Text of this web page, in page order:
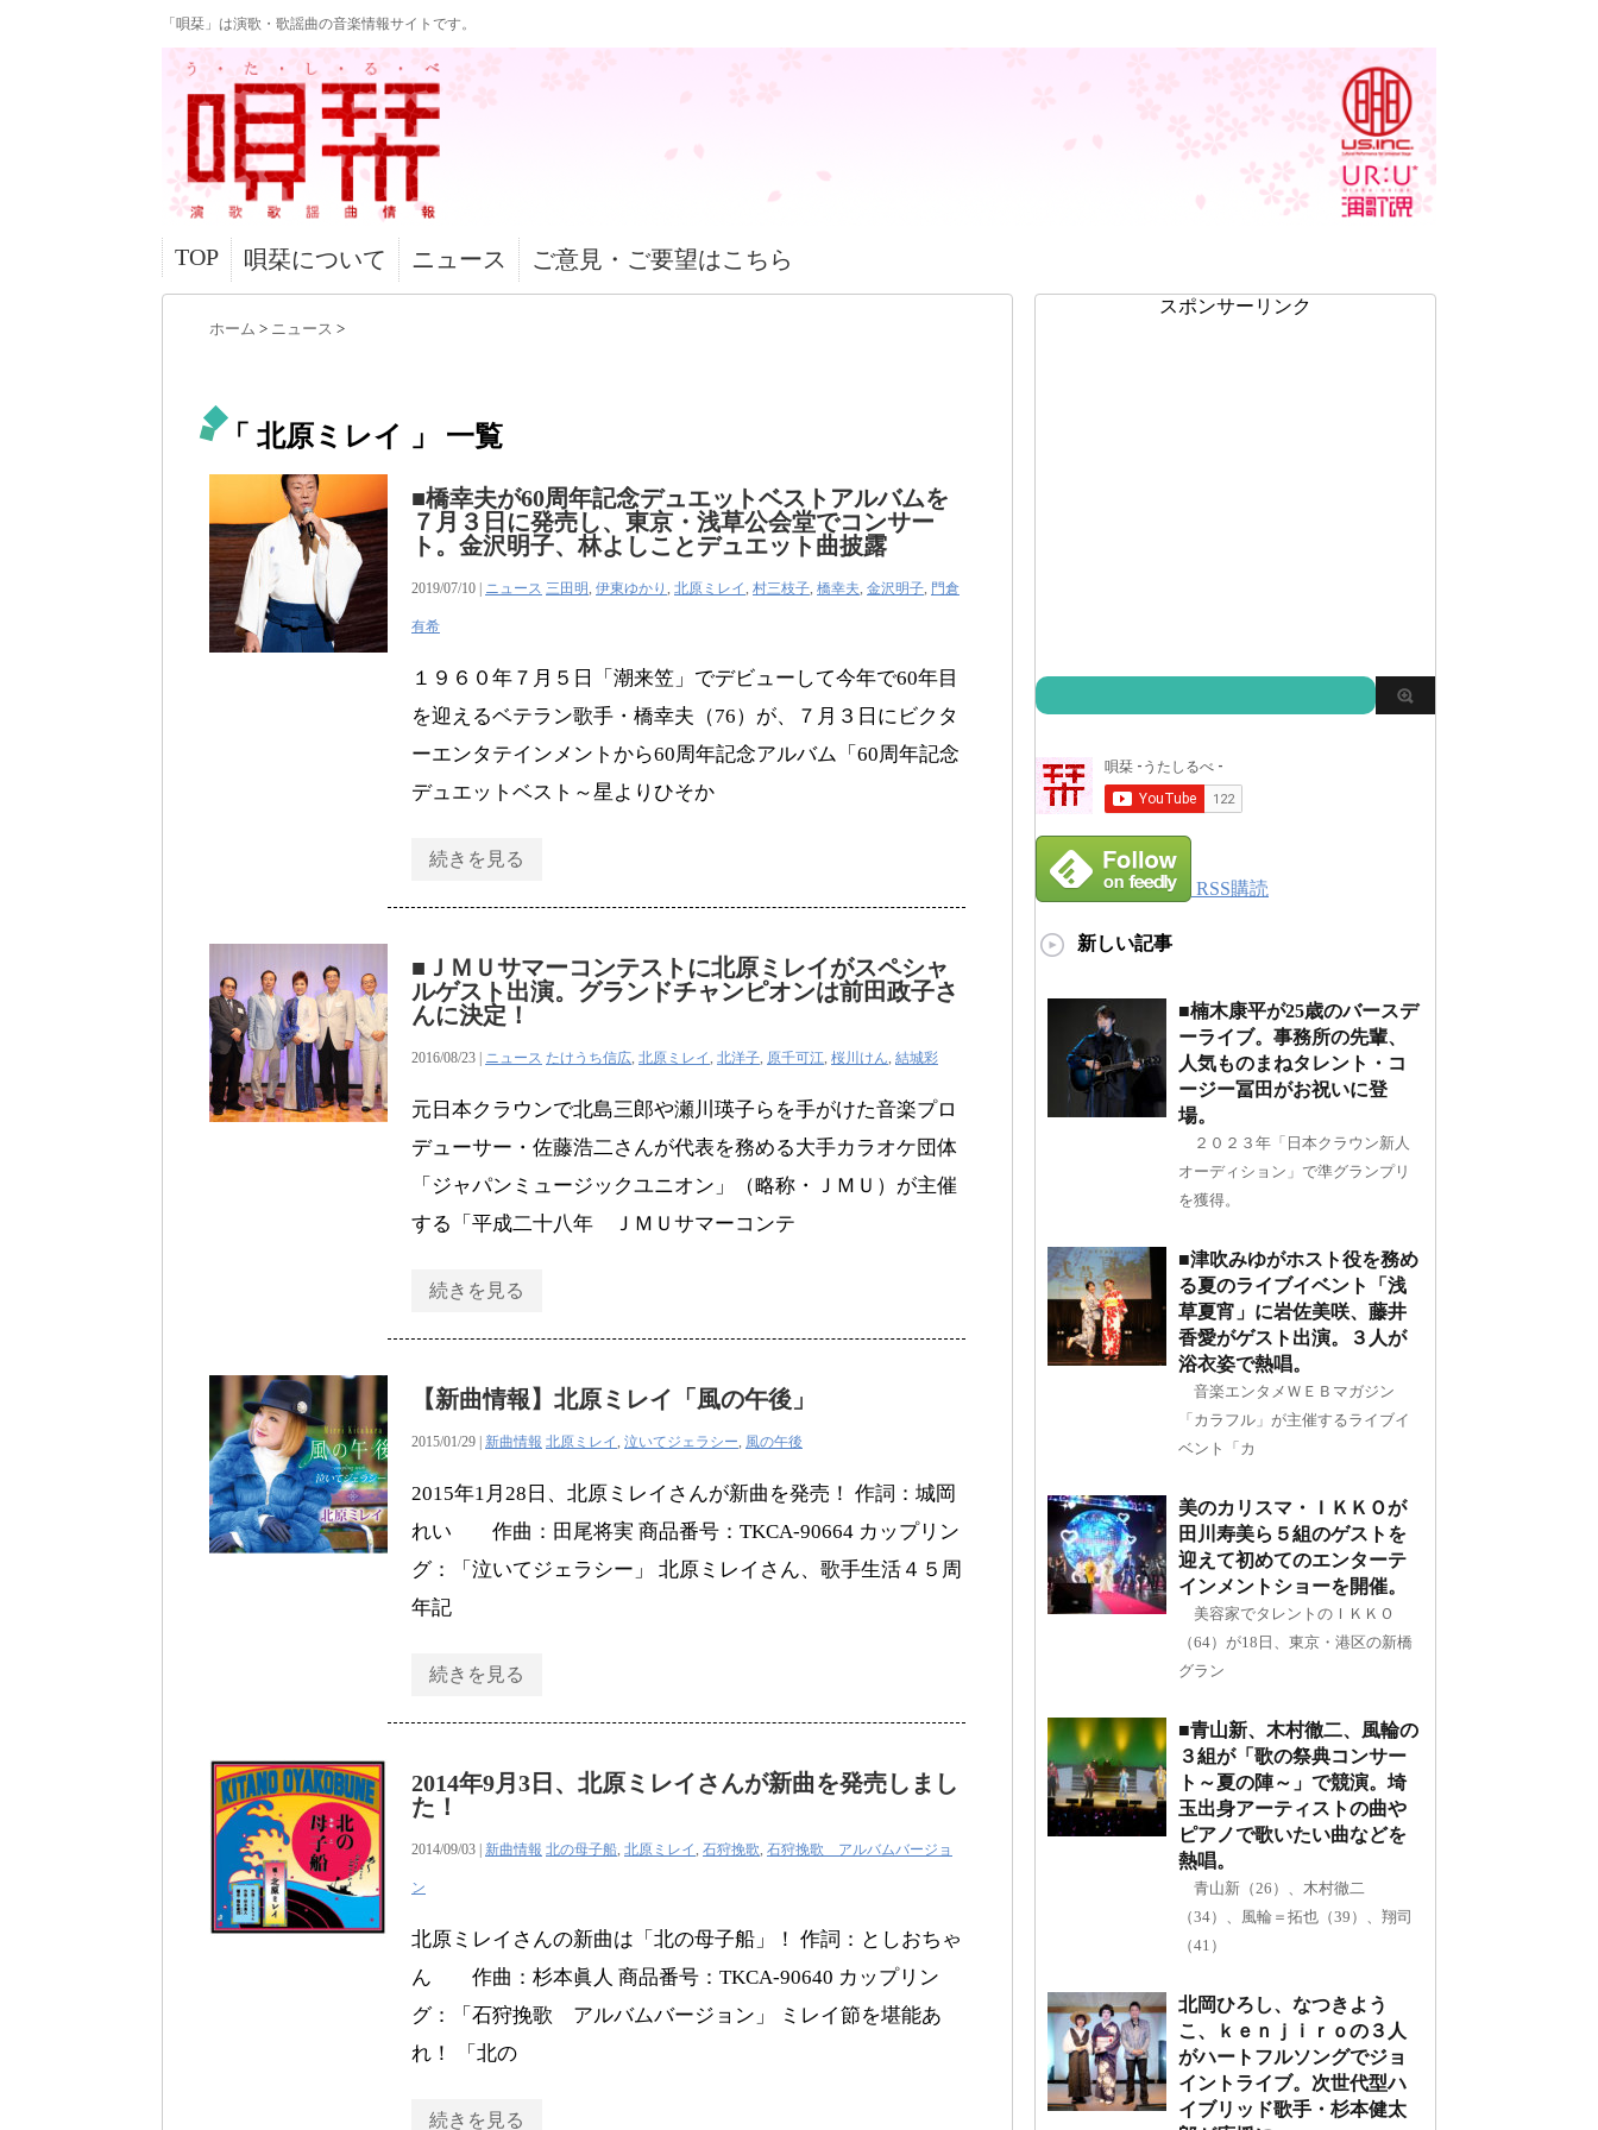
「唄栞」は演歌・歌謡曲の音楽情報サイトです。
TOP 唄栞について ニュース ご意見・ご要望はこちら
ホーム > ニュース >
「 北原ミレイ 」 一覧
■橋幸夫が60周年記念デュエットベストアルバムを
７月３日に発売し、東京・浅草公会堂でコンサー
ト。金沢明子、林よしことデュエット曲披露
2019/07/10 | ニュース 三田明, 伊東ゆかり , 北原ミレイ, 村三枝子, 橋幸夫, 金沢明子, 門倉
有希
１９６０年７月５日「潮来笠」でデビューして今年で60年目
を迎えるベテラン歌手・橋幸夫（76）が、７月３日にビクタ
ーエンタテインメントから60周年記念アルバム「60周年記念
デュエットベスト～星よりひそか
続きを見る
■ＪＭＵサマーコンテストに北原ミレイがスペシャ
ルゲスト出演。グランドチャンピオンは前田政子さ
んに決定！
2016/08/23 | ニュース たけうち信広, 北原ミレイ, 北洋子, 原千可江, 桜川けん, 結城彩
元日本クラウンで北島三郎や瀬川瑛子らを手がけた音楽プロ
デューサー・佐藤浩二さんが代表を務める大手カラオケ団体
「ジャパンミュージックユニオン」（略称・ＪＭＵ）が主催
する「平成二十八年 ＪＭＵサマーコンテ
続きを見る
【新曲情報】北原ミレイ「風の午後」
2015/01/29 | 新曲情報 北原ミレイ, 泣いてジェラシー, 風の午後
2015年1月28日、北原ミレイさんが新曲を発売！ 作詞：城岡
れい 作曲：田尾将実 商品番号：TKCA-90664 カップリン
グ：「泣いてジェラシー」 北原ミレイさん、歌手生活４５周
年記
続きを見る
2014年9月3日、北原ミレイさんが新曲を発売しまし
た！
2014/09/03 | 新曲情報 北の母子船, 北原ミレイ, 石狩挽歌, 石狩挽歌 アルバムバージョ
ン
北原ミレイさんの新曲は「北の母子船」！ 作詞：としおちゃ
ん 作曲：杉本眞人 商品番号：TKCA-90640 カップリン
グ：「石狩挽歌 アルバムバージョン」 ミレイ節を堪能あ
れ！ 「北の
続きを見る
スポンサーリンク
RSS購読
新しい記事
■楠木康平が25歳のバースデ
ーライブ。事務所の先輩、
人気ものまねタレント・コ
ージー冨田がお祝いに登
場。
２０２３年「日本クラウン新人
オーディション」で準グランプリ
を獲得。
■津吹みゆがホスト役を務め
る夏のライブイベント「浅
草夏宵」に岩佐美咲、藤井
香愛がゲスト出演。３人が
浴衣姿で熱唱。
音楽エンタメＷＥＢマガジン
「カラフル」が主催するライブイ
ベント「カ
美のカリスマ・ＩＫＫＯが
田川寿美ら５組のゲストを
迎えて初めてのエンターテ
インメントショーを開催。
美容家でタレントのＩＫＫＯ
（64）が18日、東京・港区の新橋
グラン
■青山新、木村徹二、風輪の
３組が「歌の祭典コンサー
ト～夏の陣～」で競演。埼
玉出身アーティストの曲や
ピアノで歌いたい曲などを
熱唱。
青山新（26）、木村徹二
（34）、風輪＝拓也（39）、翔司
（41）
北岡ひろし、なつきよう
こ、ｋｅｎｊｉｒｏの３人
がハートフルソングでジョ
イントライブ。次世代型ハ
イブリッド歌手・杉本健太